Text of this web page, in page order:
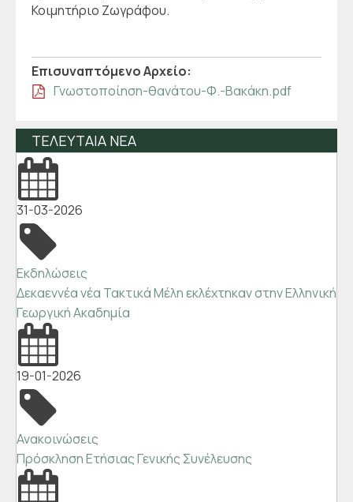
Κοιμητήριο Ζωγράφου.
Επισυναπτόμενo Αρχείo:
Γνωστοποίηση-θανάτου-Φ.-Βακάκη.pdf
ΤΕΛΕΥΤΑΙΑ ΝΕΑ
31-03-2026
Εκδηλώσεις
Δεκαεννέα νέα Τακτικά Μέλη εκλέχτηκαν στην Ελληνική
Γεωργική Ακαδημία
19-01-2026
Ανακοινώσεις
Πρόσκληση Ετήσιας Γενικής Συνέλευσης